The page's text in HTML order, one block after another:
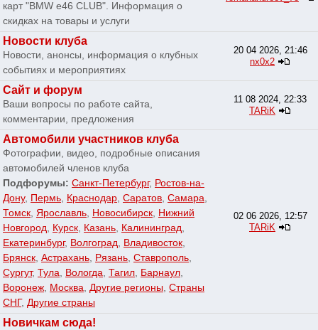
карт "BMW e46 CLUB". Информация о
скидках на товары и услуги
Новости клуба
Новости, анонсы, информация о клубных
событиях и мероприятиях
20 04 2026, 21:46
nx0x2
Сайт и форум
Ваши вопросы по работе сайта,
комментарии, предложения
11 08 2024, 22:33
TARiK
Автомобили участников клуба
Фотографии, видео, подробные описания
автомобилей членов клуба
Подфорумы: Санкт-Петербург, Ростов-на-
Дону, Пермь, Краснодар, Саратов, Самара,
Томск, Ярославль, Новосибирск, Нижний
Новгород, Курск, Казань, Калининград,
Екатеринбург, Волгоград, Владивосток,
Брянск, Астрахань, Рязань, Ставрополь,
Сургут, Тула, Вологда, Тагил, Барнаул,
Воронеж, Москва, Другие регионы, Страны
СНГ, Другие страны
02 06 2026, 12:57
TARiK
Новичкам сюда!